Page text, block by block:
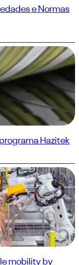
e Normas
Hazitek
mobility by